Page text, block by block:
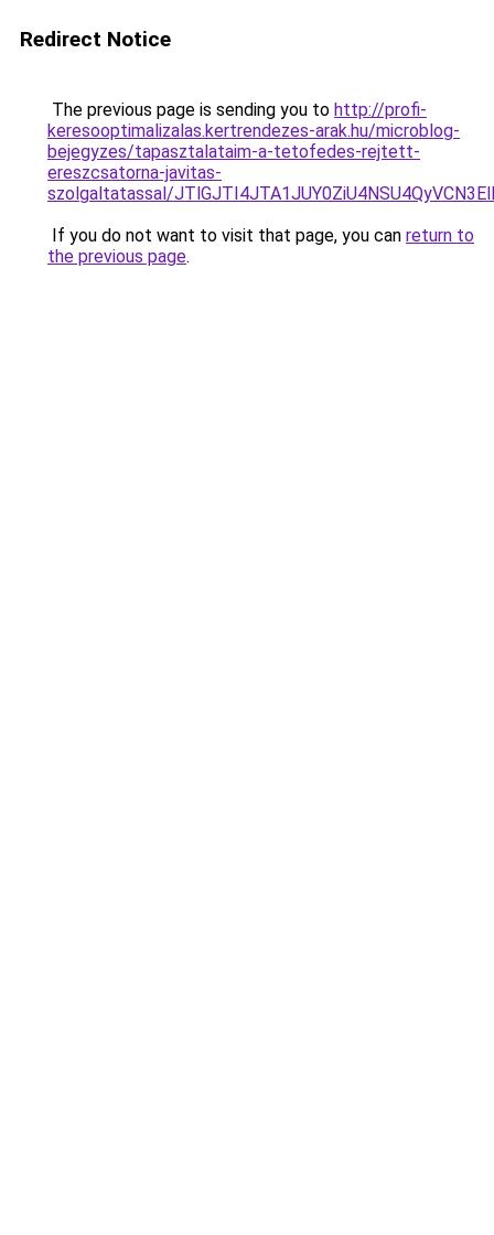
Redirect Notice
The previous page is sending you to http://profi-
keresooptimalizalas.kertrendezes-arak.hu/microblog-
bejegyzes/tapasztalataim-a-tetofedes-rejtett-
ereszcsatorna-javitas-
szolgaltatassal/
If you do not want to visit that page, you can return to
the previous page.